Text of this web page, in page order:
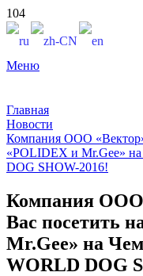
Меню
Главная
Новости
Компания ООО
«POLIDEX и Mr.Gee»
DOG SHOW-2016!
Компания ООО
Вас посетить
Mr.Gee» на
WORLD DOG